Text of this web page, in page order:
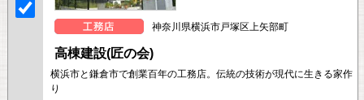
神奈川県横浜市戸塚区上矢部町
高棟建設(匠の会)
横浜市と鎌倉市で創業百年の工務店。伝統の技術が現代に生きる家作
り